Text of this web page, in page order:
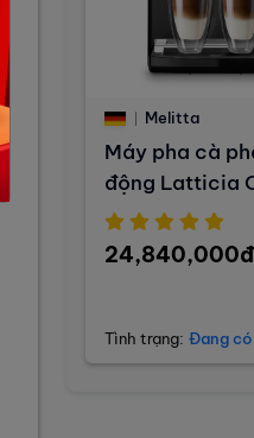
Melitta
Máy pha cà
động Latticia
24,840,000đ
Tình trạng: Đang